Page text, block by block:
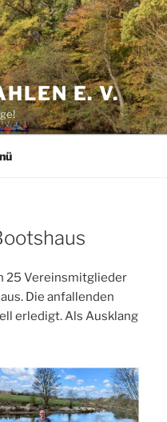
E. V.
25 Vereinsmitglieder
Die anfallenden
erledigt. Als Ausklang